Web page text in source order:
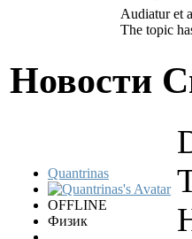
Audiatur et
The topic
Новости
Quantrinas
OFFLINE
Физик